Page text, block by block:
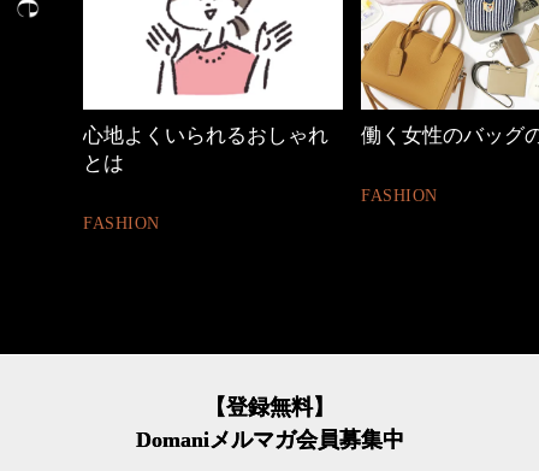
働く女性のバッグの中身 40代の小顔メイク
BEAUTY
【登録無料】
Domaniメルマガ会員募集中